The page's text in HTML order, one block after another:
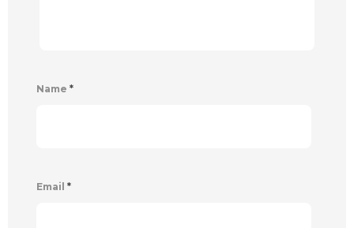
Name *
Email *